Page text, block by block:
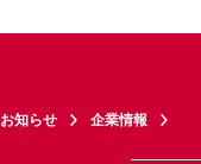
お知らせ 企業情報